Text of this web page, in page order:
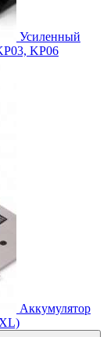
Усиленный
KP06
Аккумулятор